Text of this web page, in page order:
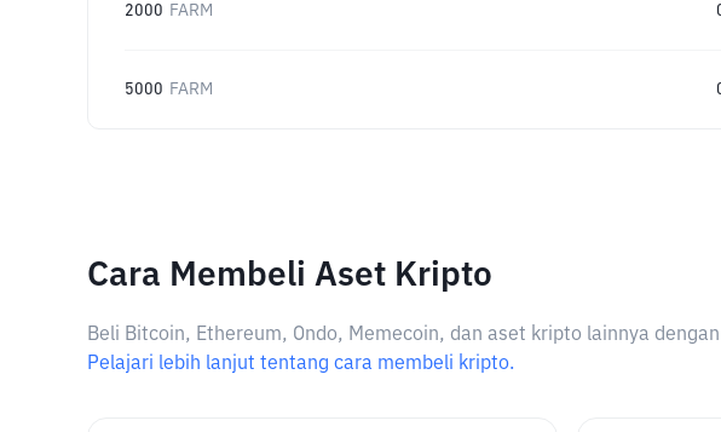
2000 FARM
5000 FARM
Cara Membeli Aset Kripto
Beli Bitcoin, Ethereum, Ondo, Memecoin, dan aset kripto lainnya
Pelajari lebih lanjut tentang cara membeli kripto.